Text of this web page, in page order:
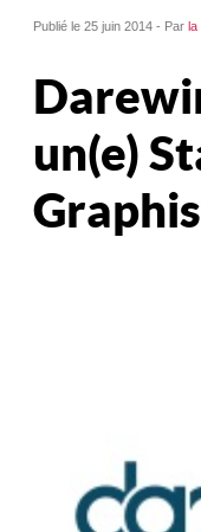
Publié le 25 juin 2014 - Parla
un(e)